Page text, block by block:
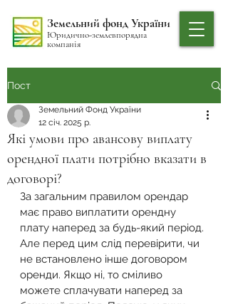
Земельний фонд України
Юридично-землевпорядна
компанія
Пост
Які умови про авансову виплату
орендної плати потрібно вказати в
договорі?
Земельний Фонд України
12 січ. 2025 р.
За загальним правилом орендар
має право виплатити орендну
плату наперед за будь-який період.
Але перед цим слід перевірити, чи
не встановлено інше договором
оренди. Якщо ні, то сміливо
можете сплачувати наперед за